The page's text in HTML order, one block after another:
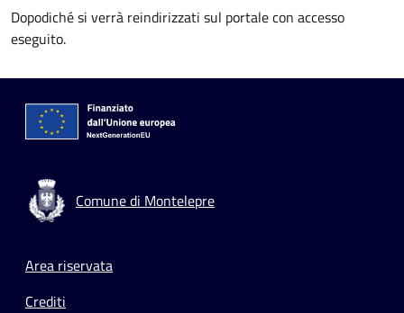
Dopodiché si verrà reindirizzati sul portale con accesso
eseguito.
Comune di Montelepre
Footer menu
Area riservata
Crediti